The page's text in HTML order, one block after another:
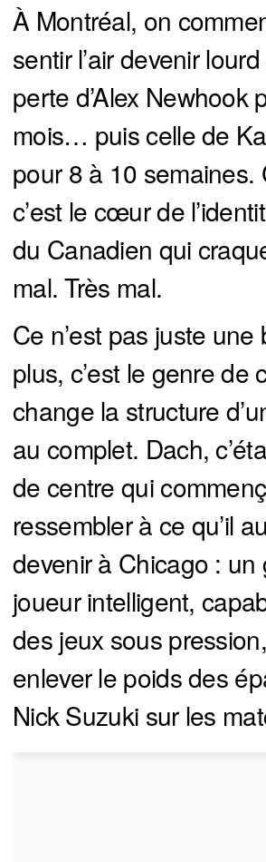
À Montréal, on
sentir l’air devenir
perte d’Alex Newhook
mois… puis celle de
pour 8 à 10 semaines.
c’est le cœur de
du Canadien qui
mal. Très mal.
Ce n’est pas juste
plus, c’est le genre de
change la structure
au complet. Dach,
de centre qui
ressembler à ce qu’il
devenir à Chicago : un
joueur intelligent,
des jeux sous
enlever le poids des
Nick Suzuki sur les